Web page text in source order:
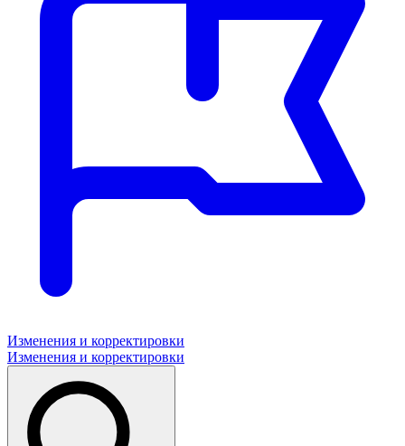
Изменения и корректировки
Изменения и корректировки